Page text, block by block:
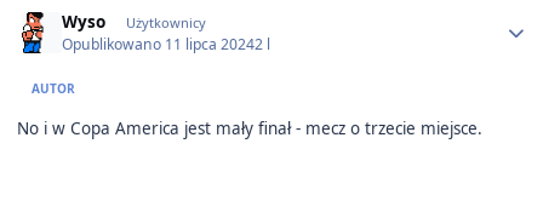
Wyso Użytkownicy
Opublikowano 11 lipca 20242 l
AUTOR
No i w Copa America jest mały finał - mecz o trzecie miejsce.